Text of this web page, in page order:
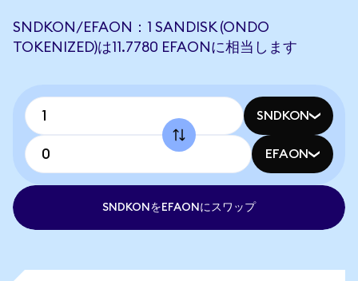
SNDKON/EFAON：1 SANDISK (ONDO
TOKENIZED)は11.7780 EFAONに相当します
SNDKON
EFAON
SNDKONをEFAONにスワップ